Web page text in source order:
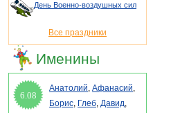
День Военно-воздушных сил
Все праздники
Именины
6.08
Анатолий, Афанасий,
Борис, Глеб, Давид,